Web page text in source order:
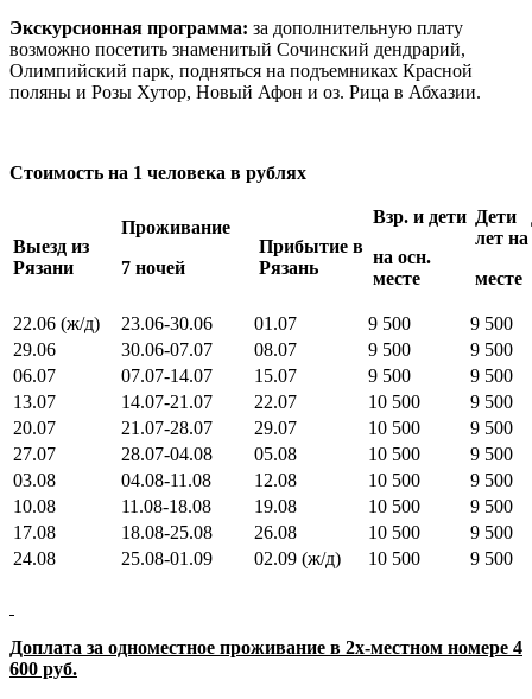
Экскурсионная программа: за дополнительную плату
возможно посетить знаменитый Сочинский дендрарий,
Олимпийский парк, подняться на подъемниках Красной
поляны и Розы Хутор, Новый Афон и оз. Рица в Абхазии.
Стоимость на 1 человека в рублях
Выезд из
Рязани
Проживание
7 ночей
Прибытие в
Рязань
Взр. и дети
на осн.
месте
Дети
лет
месте
22.06 (ж/д) 23.06-30.06 01.07 9 500
9 500
29.06
30.06-07.07 08.07 9 500
9 500
06.07
07.07-14.07 15.07 9 500
9 500
13.07
14.07-21.07 22.07 10 500
9 500
20.07
21.07-28.07 29.07 10 500
9 500
27.07
28.07-04.08 05.08 10 500
9 500
03.08
04.08-11.08 12.08 10 500
9 500
10.08
11.08-18.08 19.08 10 500
9 500
17.08
18.08-25.08 26.08 10 500
9 500
24.08
25.08-01.09 02.09 (ж/д) 10 500 9 500
Доплата за одноместное проживание в 2х-местном номере 4
600 руб.